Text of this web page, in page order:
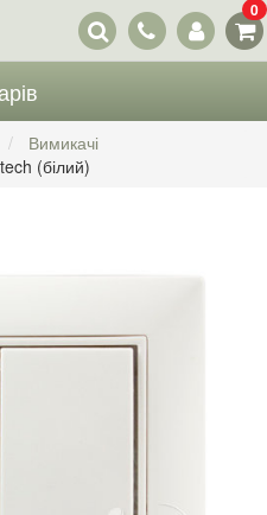
Наші
контакти
0
Вимикачі
(білий)